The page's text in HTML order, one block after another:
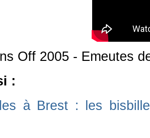
Off 2005 - Emeutes
:
à Brest : les